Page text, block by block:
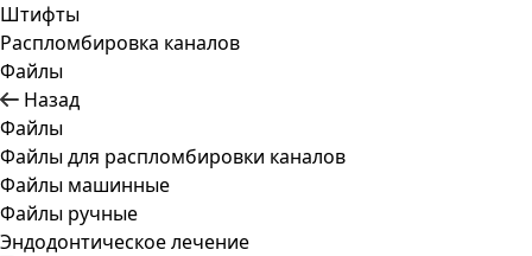
Штифты
Распломбировка каналов
Файлы
Назад
Файлы
Файлы для распломбировки каналов
Файлы машинные
Файлы ручные
Эндодонтическое лечение